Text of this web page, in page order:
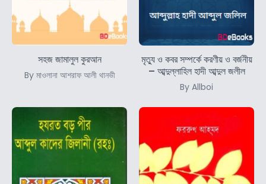
সহজ জামালুল কুরআন
By মাওলানা আশরাফ আলী থানভী
মৃত্যু ও কবর সম্পর্কে করণীয় ও বর্জনীয়
– আব্দুল্লাহিল হাদী আব্দুল জলীল
By Allboi